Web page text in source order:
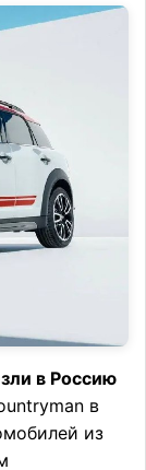
в Россию
в
из